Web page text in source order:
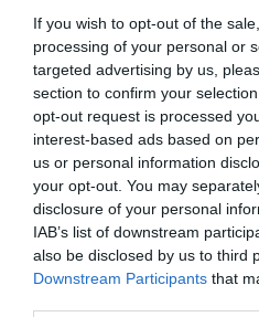
If you wish to opt-out of the
processing of your personal or
targeted advertising by us,
section to confirm your
opt-out request is processed
interest-based ads based on
us or personal information
your opt-out. You may
disclosure of your personal
IAB’s list of downstream
also be disclosed by us to third
Downstream Participants that